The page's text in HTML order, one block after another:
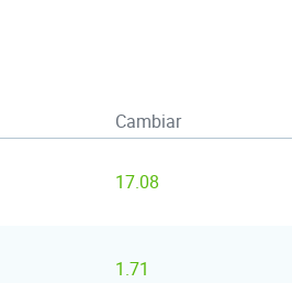
Cambiar
17.08
1.71